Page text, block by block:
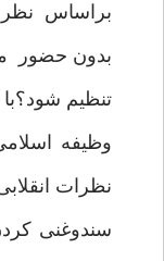
براساس نظر
بدون حضور
تنظیم شود؟با
وظیفه
نظرات
سندوغنی